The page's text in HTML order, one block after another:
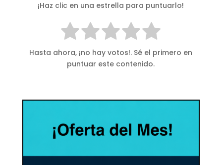
¡Haz clic en una estrella para puntuarlo!
Hasta ahora, ¡no hay votos!. Sé el primero en
puntuar este contenido.